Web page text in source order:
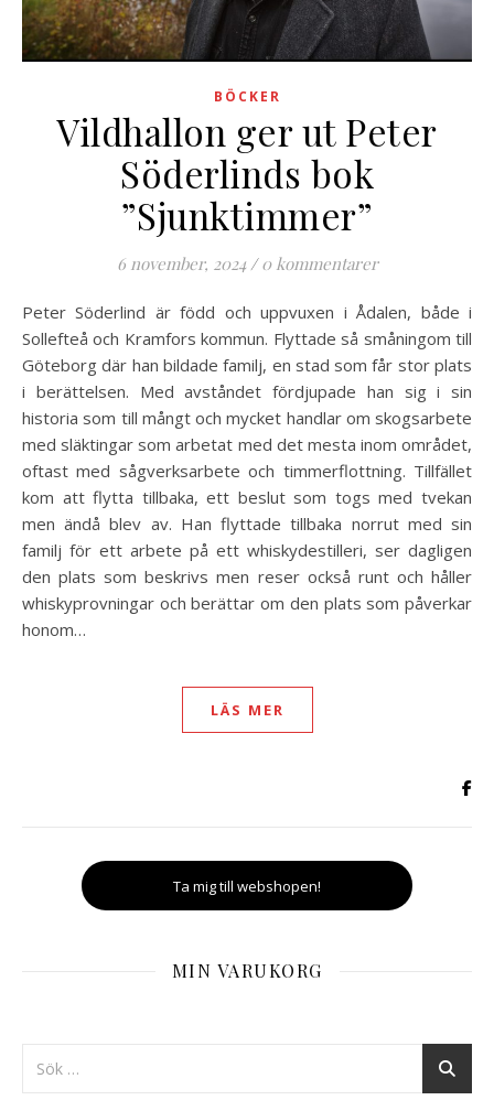
BÖCKER
Vildhallon ger ut Peter
Söderlinds bok
”Sjunktimmer”
6 november, 2024 / 0 kommentarer
Peter Söderlind är född och uppvuxen i Ådalen, både i
Sollefteå och Kramfors kommun. Flyttade så småningom till
Göteborg där han bildade familj, en stad som får stor plats
i berättelsen. Med avståndet fördjupade han sig i sin
historia som till mångt och mycket handlar om skogsarbete
med släktingar som arbetat med det mesta inom området,
oftast med sågverksarbete och timmerflottning. Tillfället
kom att flytta tillbaka, ett beslut som togs med tvekan
men ändå blev av. Han flyttade tillbaka norrut med sin
familj för ett arbete på ett whiskydestilleri, ser dagligen
den plats som beskrivs men reser också runt och håller
whiskyprovningar och berättar om den plats som påverkar
honom…
LÄS MER
Ta mig till webshopen!
MIN VARUKORG